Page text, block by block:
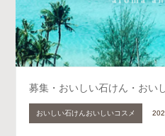
募集・おいしい石けん・お
おいしい石けんおいしいコスメ